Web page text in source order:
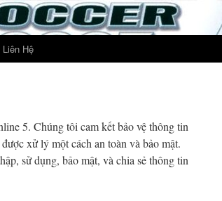
Liên Hệ
5. Chúng tôi cam kết bảo vệ thông tin
xử lý một cách an toàn và bảo mật.
sử dụng, bảo mật, và chia sẻ thông tin